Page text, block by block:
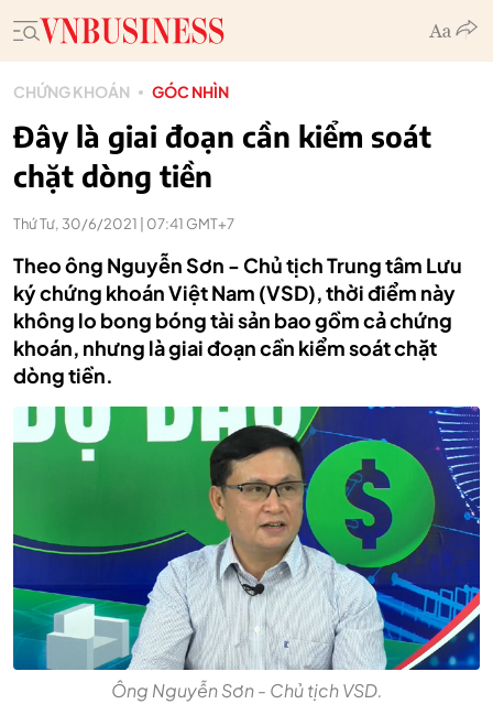
CHỨNG KHOÁN GÓC NHÌN
Đây là giai đoạn cần kiểm soát
chặt dòng tiền
Thứ Tư, 30/6/2021 | 07:41 GMT+7
Theo ông Nguyễn Sơn - Chủ tịch Trung tâm Lưu
ký chứng khoán Việt Nam (VSD), thời điểm này
không lo bong bóng tài sản bao gồm cả chứng
khoán, nhưng là giai đoạn cần kiểm soát chặt
dòng tiền.
Ông Nguyễn Sơn - Chủ tịch VSD.